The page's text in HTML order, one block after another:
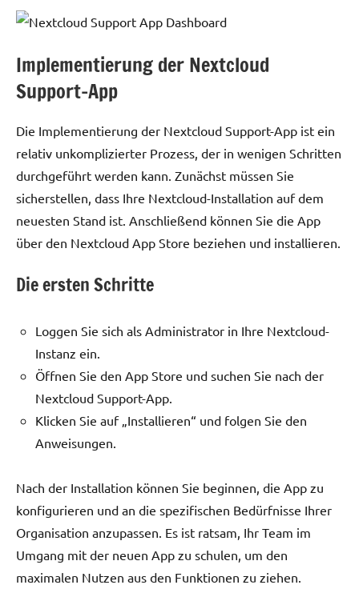
Implementierung der Nextcloud
Support-App
Die Implementierung der Nextcloud Support-App ist ein
relativ unkomplizierter Prozess, der in wenigen Schritten
durchgeführt werden kann. Zunächst müssen Sie
sicherstellen, dass Ihre Nextcloud-Installation auf dem
neuesten Stand ist. Anschließend können Sie die App
über den Nextcloud App Store beziehen und installieren.
Die ersten Schritte
Loggen Sie sich als Administrator in Ihre Nextcloud-
Instanz ein.
Öffnen Sie den App Store und suchen Sie nach der
Nextcloud Support-App.
Klicken Sie auf „Installieren“ und folgen Sie den
Anweisungen.
Nach der Installation können Sie beginnen, die App zu
konfigurieren und an die spezifischen Bedürfnisse Ihrer
Organisation anzupassen. Es ist ratsam, Ihr Team im
Umgang mit der neuen App zu schulen, um den
maximalen Nutzen aus den Funktionen zu ziehen.